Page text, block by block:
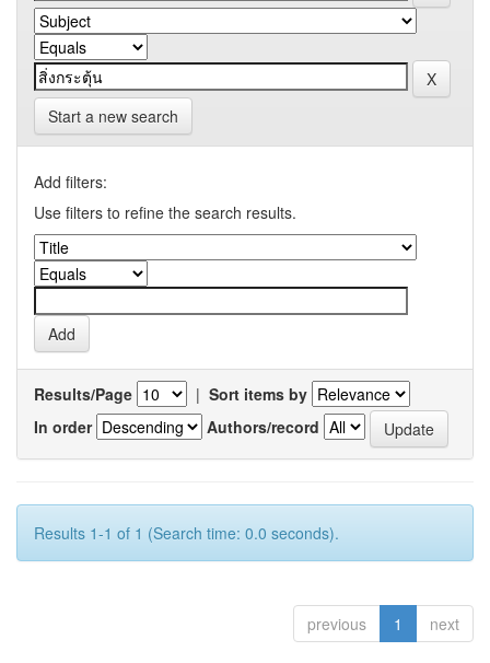
Start a new search
Add filters:
Use filters to refine the search results.
Results/Page | Sort items by
In order
Authors/record
Results 1-1 of 1 (Search time: 0.0 seconds).
previous 1 next